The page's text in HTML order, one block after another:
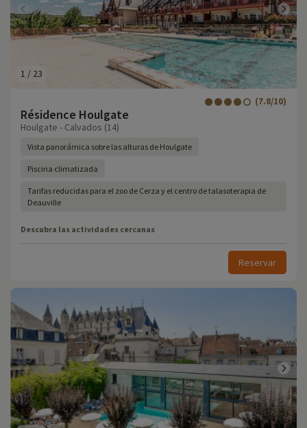
1 / 23
Résidence Houlgate
(7.8/10)
Houlgate - Calvados (14)
Vista panorámica sobre las alturas de Houlgate
Piscina climatizada
Tarifas reducidas para el zoo de Cerza y el centro de talasoterapia de
Deauville
Descubra las actividades cercanas
Reservar